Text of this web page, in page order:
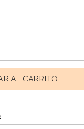
AL CARRITO